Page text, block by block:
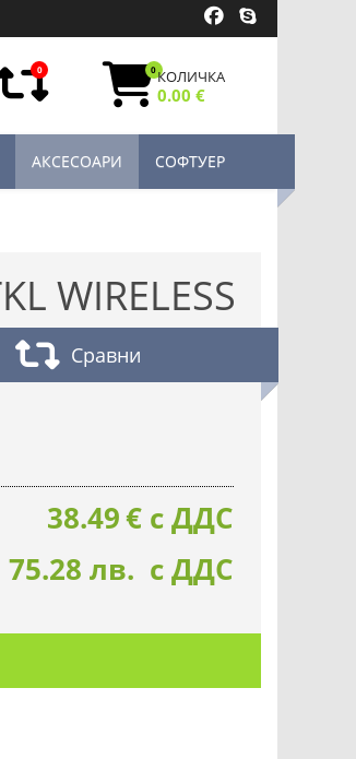
0 0КОЛИЧКА
0.00 €
АКСЕСОАРИ СОФТУЕР
WIRELESS
Сравни
38.49€ с ДДС
75.28 лв. с ДДС